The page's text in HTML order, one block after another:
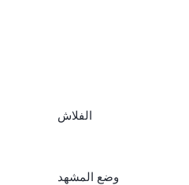
الفلاش
وضع المشهد